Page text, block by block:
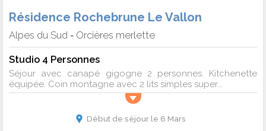
Résidence Rochebrune Le Vallon
Alpes du Sud - Orcières merlette
Studio 4 Personnes
Séjour avec canapé gigogne 2 personnes. Kitchenette
équipée. Coin montagne avec 2 lits simples super...
Début de séjour le 6 Mars